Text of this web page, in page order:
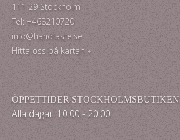
111 29 Stockholm
Tel: +468210720
info@handfaste.se
Hitta oss på kartan »
ÖPPETTIDER STOCKHOLMSBUTIKEN
Alla dagar: 10:00 - 20:00